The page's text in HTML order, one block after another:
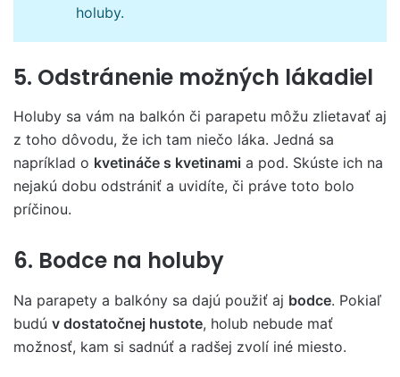
holuby.
5. Odstránenie možných lákadiel
Holuby sa vám na balkón či parapetu môžu zlietavať aj
z toho dôvodu, že ich tam niečo láka. Jedná sa
napríklad o kvetináče s kvetinami a pod. Skúste ich na
nejakú dobu odstrániť a uvidíte, či práve toto bolo
príčinou.
6. Bodce na holuby
Na parapety a balkóny sa dajú použiť aj bodce. Pokiaľ
budú v dostatočnej hustote, holub nebude mať
možnosť, kam si sadnúť a radšej zvolí iné miesto.